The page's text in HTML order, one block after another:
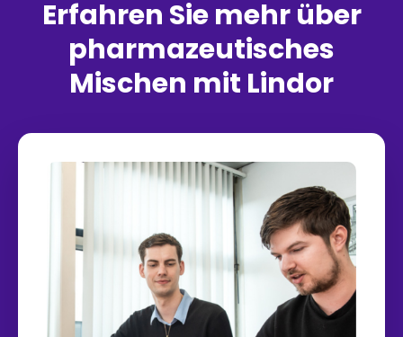
Erfahren Sie mehr über
pharmazeutisches
Mischen mit Lindor